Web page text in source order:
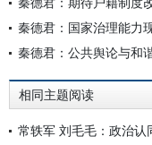
秦德君：国家治理能力
秦德君：公共舆论与和
相同主题阅读